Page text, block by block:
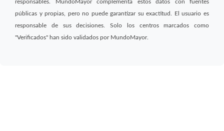
responsables. MundoMayor complementa estos datos con fuentes
públicas y propias, pero no puede garantizar su exactitud. El usuario es
responsable de sus decisiones. Solo los centros marcados como
"Verificados" han sido validados por MundoMayor.